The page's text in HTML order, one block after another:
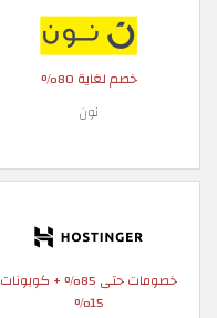
خصم لغاية 80%
نون
خصومات حتى 85% + كوبونات
15%